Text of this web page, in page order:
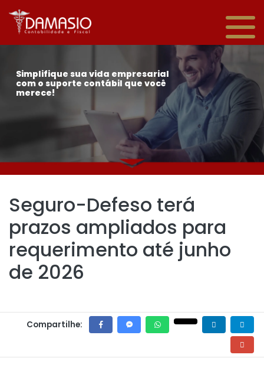
Simplifique sua vida empresarial
com o suporte contábil que você
merece!
Seguro-Defeso terá
prazos ampliados para
requerimento até junho
de 2026
Compartilhe: